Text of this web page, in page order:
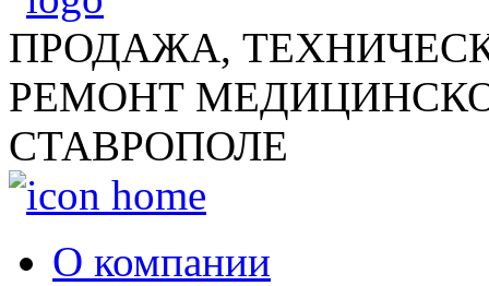
ПРОДАЖА,
РЕМОНТ
СТАВРОПОЛЕ
О компании